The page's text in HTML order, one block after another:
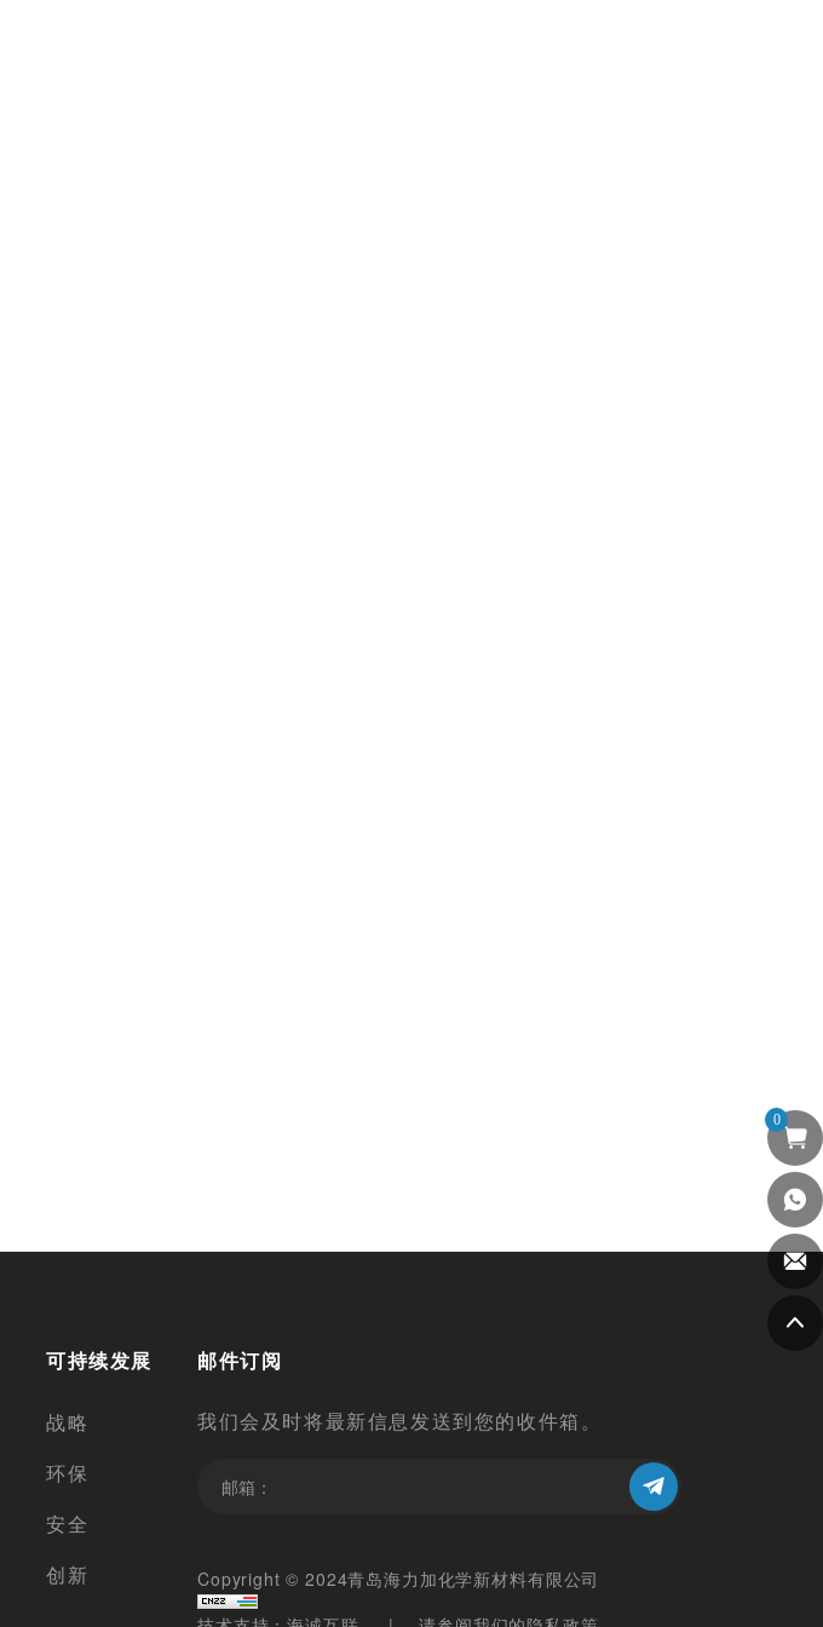
可持续发展
战略
环保
安全
创新
邮件订阅
我们会及时将最新信息发送到您的收件箱。
Copyright © 2024青岛海力加化学新材料有限公司
0